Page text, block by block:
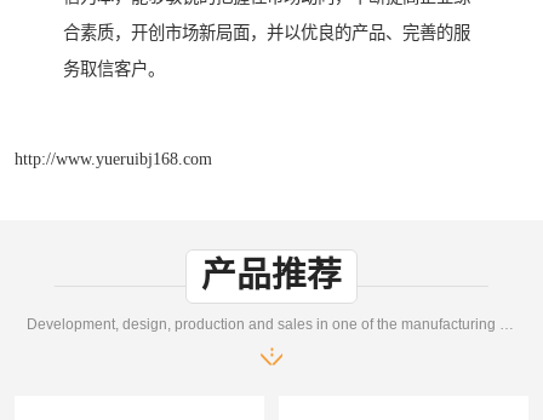
合素质，开创市场新局面，并以优良的产品、完善的服
务取信客户。
http://www.yueruibj168.com
产品推荐
Development, design, production and sales in one of the manufacturing enterprises